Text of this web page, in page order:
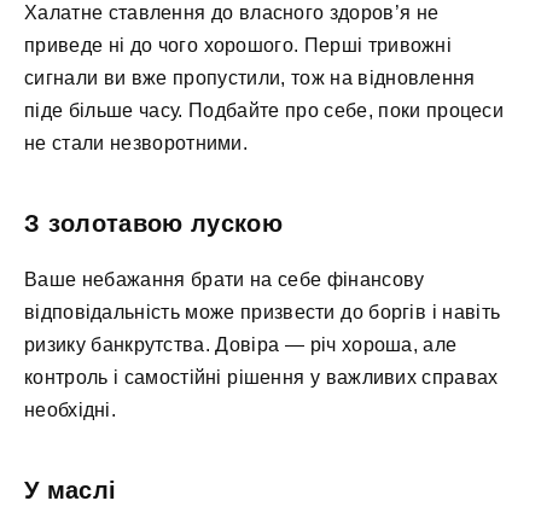
Халатне ставлення до власного здоров’я не
приведе ні до чого хорошого. Перші тривожні
сигнали ви вже пропустили, тож на відновлення
піде більше часу. Подбайте про себе, поки процеси
не стали незворотними.
З золотавою лускою
Ваше небажання брати на себе фінансову
відповідальність може призвести до боргів і навіть
ризику банкрутства. Довіра — річ хороша, але
контроль і самостійні рішення у важливих справах
необхідні.
У маслі